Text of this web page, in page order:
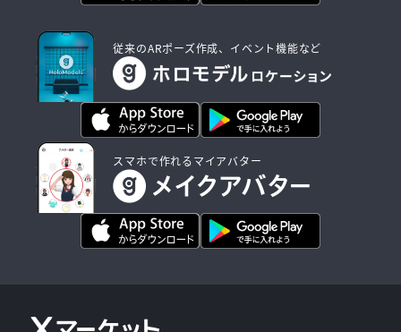
従来のARポーズ作成、イベント機能など
スマホで作れるマイアバター